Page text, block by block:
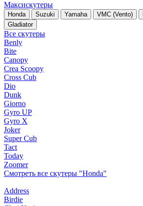
Максискутеры
Honda Suzuki Yamaha VMC (Vento)
Gladiator
Все скутеры
Benly
Bite
Canopy
Crea Scoopy
Cross Cub
Dio
Dunk
Giorno
Gyro UP
Gyro X
Joker
Super Cub
Tact
Today
Zoomer
Смотреть все скутеры "Honda"
Address
Birdie